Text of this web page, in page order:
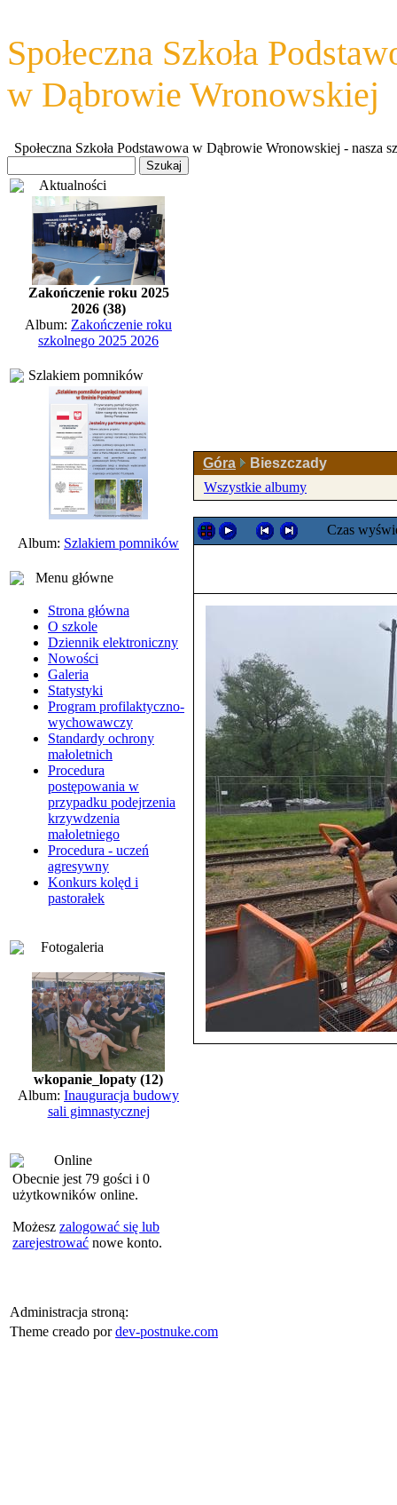
Społeczna Szkoła
w Dąbrowie Wronowskiej
Społeczna Szkoła Podstawowa w Dąbrowie Wronowskiej - nasza
Aktualności
Zakończenie roku 2025
2026 (38)
Album: Zakończenie roku
szkolnego 2025 2026
Szlakiem pomników
Album: Szlakiem pomników
Menu główne
Strona główna
O szkole
Dziennik elektroniczny
Nowości
Galeria
Statystyki
Program profilaktyczno-
wychowawczy
Standardy ochrony
małoletnich
Procedura
postępowania w
przypadku podejrzenia
krzywdzenia
małoletniego
Procedura - uczeń
agresywny
Konkurs kolęd i
pastorałek
Fotogaleria
wkopanie_lopaty (12)
Album: Inauguracja budowy
sali gimnastycznej
Online
Obecnie jest 79 gości i 0
użytkowników online.
Możesz zalogować się lub
zarejestrować nowe konto.
Góra
Bieszczady
Wszystkie albumy
Czas
Administracja stroną:
Theme creado pordev-postnuke.com